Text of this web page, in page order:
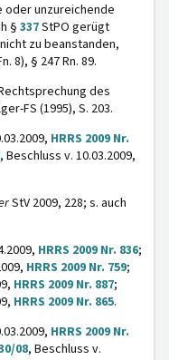
unzureichende
§ 337StPO gerügt
zu beanstanden,
8), § 247 Rn. 89.
des
FS (1995), S. 203.
HRRS 2009 Nr.
, Beschluss v. 10.03.2009,
StV 2009, 228; s. auch
HRRS 2009 Nr. 836;
HRRS 2009 Nr. 759;
HRRS 2009 Nr. 887;
HRRS 2009 Nr. 865.
HRRS 2009 Nr.
08, Beschluss v.